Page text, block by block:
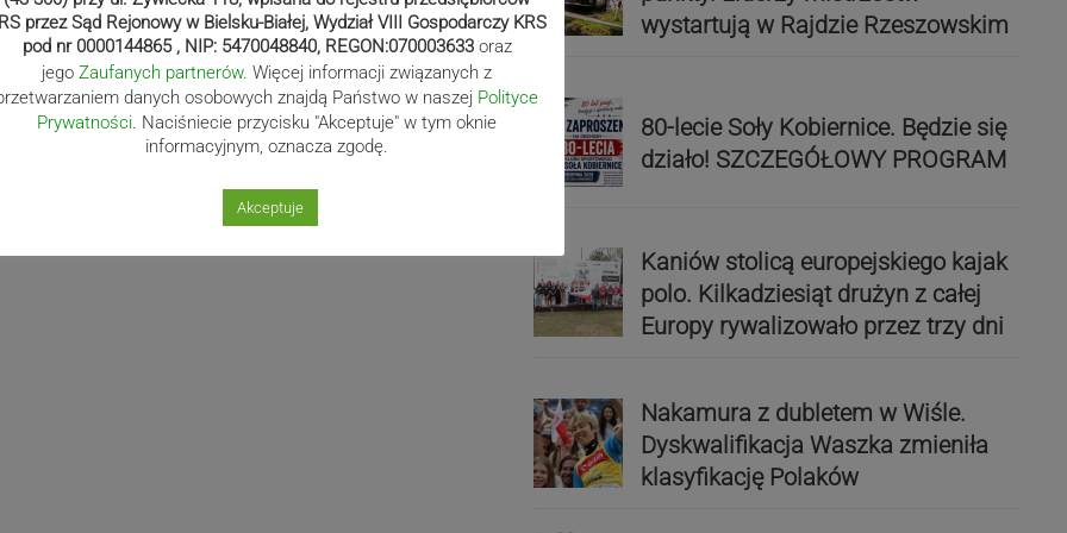
post
w ludzi
wystartują w Rajdzie Rzeszowskim
80-lecie Soły Kobiernice. Będzie się
działo! SZCZEGÓŁOWY PROGRAM
Kaniów stolicą europejskiego kajak
polo. Kilkadziesiąt drużyn z całej
Europy rywalizowało przez trzy dni
Nakamura z dubletem w Wiśle.
Dyskwalifikacja Waszka zmieniła
klasyfikację Polaków
przez Sąd Rejonowy w Bielsku-Białej, Wydział VIII Gospodarczy KRS
pod nr 0000144865 , NIP: 5470048840, REGON:070003633 oraz
jego Zaufanych partnerów. Więcej informacji związanych z
danych osobowych znajdą Państwo w naszej Polityce
Prywatności . Naciśniecie przycisku "Akceptuje" w tym oknie
informacyjnym, oznacza zgodę.
Akceptuje